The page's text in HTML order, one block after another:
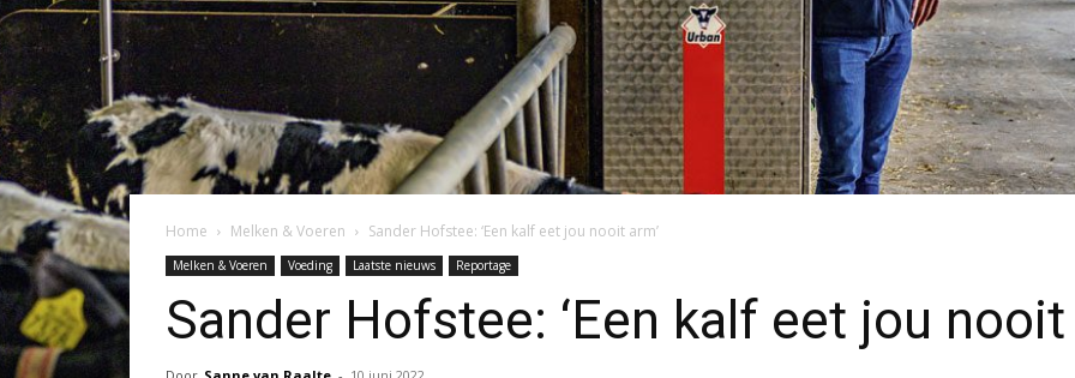
Home Melken & Voeren Sander Hofstee: ‘Een kalf eet jou nooit arm’
Melken & Voeren Voeding Laatste nieuws Reportage
Sander Hofstee: ‘Een kalf eet jou nooit